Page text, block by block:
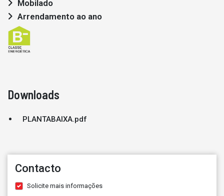
Mobilado
Arrendamento ao ano
Downloads
PLANTABAIXA.pdf
Contacto
Solicite mais informações